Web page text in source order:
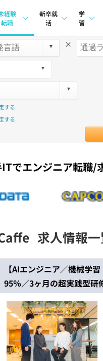
経験
転職
求人検索
新卒就
活
求人検索
本選考
インターン
イベント・セミナー
学
習
講座
リフ
プラン
法人
契約
×
する
する
でエンジニア転職/
求人情報
【AIエンジニア／機械学
95％／3ヶ月の超実践型研